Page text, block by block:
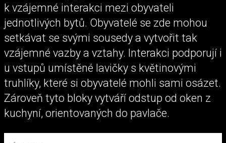
k vzájemné interakci mezi obyvateli
jednotlivých bytů. Obyvatelé se zde mohou
setkávat se svými sousedy a vytvořit tak
vzájemné vazby a vztahy. Interakci podporují i
u vstupů umístěné lavičky s květinovými
truhlíky, které si obyvatelé mohli sami osázet.
Zároveň tyto bloky vytváří odstup od oken z
kuchyní, orientovaných do pavlače.